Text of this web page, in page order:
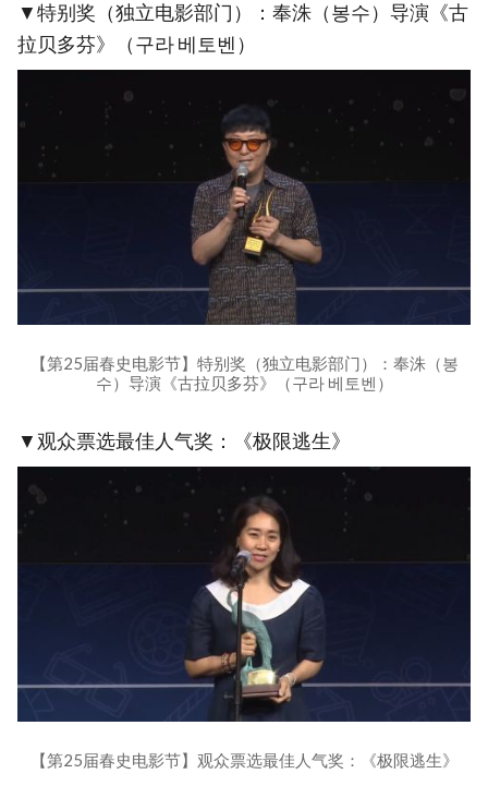
▼特别奖（独立电影部门）：奉洙（봉수）导演《古
拉贝多芬》（구라 베토벤）
【第25届春史电影节】特别奖（独立电影部门）：奉洙（봉
수）导演《古拉贝多芬》（구라 베토벤）
▼观众票选最佳人气奖：《极限逃生》
【第25届春史电影节】观众票选最佳人气奖：《极限逃生》